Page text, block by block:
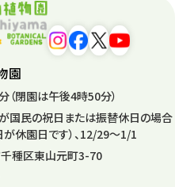
14
園
閉園は午後4時50分）
国民の祝日または振替休日の場合
休園日です）、12/29～1/1
種区東山元町3-70